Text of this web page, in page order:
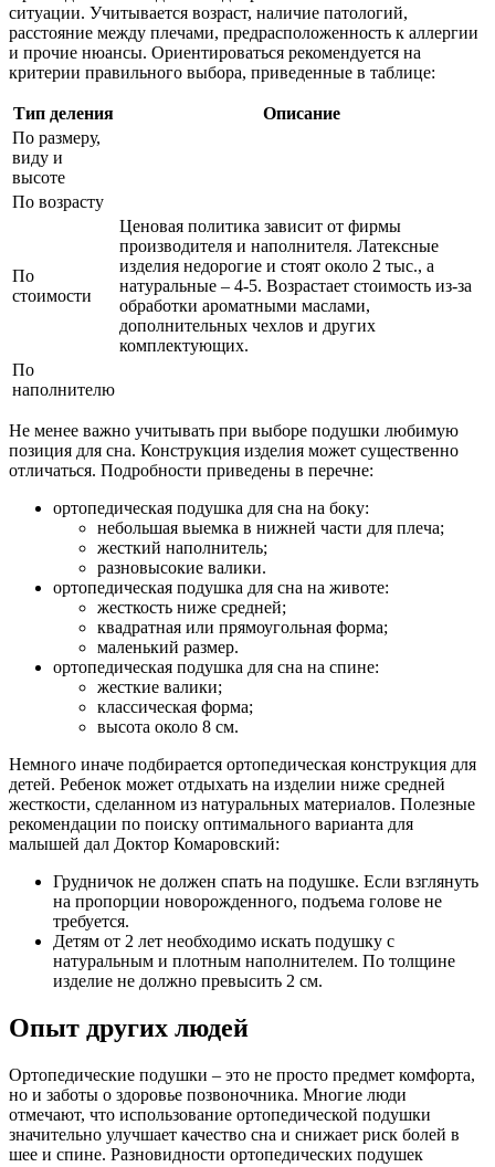
ситуации. Учитывается возраст, наличие патологий,
расстояние между плечами, предрасположенность к аллергии
и прочие нюансы. Ориентироваться рекомендуется на
критерии правильного выбора, приведенные в таблице:
Тип деления
Описание
По размеру,
виду и
высоте
По возрасту
По
стоимости
Ценовая политика зависит от фирмы
производителя и наполнителя. Латексные
изделия недорогие и стоят около 2 тыс., а
натуральные – 4-5. Возрастает стоимость из-за
обработки ароматными маслами,
дополнительных чехлов и других
комплектующих.
По
наполнителю
Не менее важно учитывать при выборе подушки любимую
позиция для сна. Конструкция изделия может существенно
отличаться. Подробности приведены в перечне:
ортопедическая подушка для сна на боку:
небольшая выемка в нижней части для плеча;
жесткий наполнитель;
разновысокие валики.
ортопедическая подушка для сна на животе:
жесткость ниже средней;
квадратная или прямоугольная форма;
маленький размер.
ортопедическая подушка для сна на спине:
жесткие валики;
классическая форма;
высота около 8 см.
Немного иначе подбирается ортопедическая конструкция для
детей. Ребенок может отдыхать на изделии ниже средней
жесткости, сделанном из натуральных материалов. Полезные
рекомендации по поиску оптимального варианта для
малышей дал Доктор Комаровский:
Грудничок не должен спать на подушке. Если взглянуть
на пропорции новорожденного, подъема голове не
требуется.
Детям от 2 лет необходимо искать подушку с
натуральным и плотным наполнителем. По толщине
изделие не должно превысить 2 см.
Опыт других людей
Ортопедические подушки – это не просто предмет комфорта,
но и заботы о здоровье позвоночника. Многие люди
отмечают, что использование ортопедической подушки
значительно улучшает качество сна и снижает риск болей в
шее и спине. Разновидности ортопедических подушек